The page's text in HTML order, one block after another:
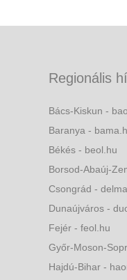
Regionális
Bács-Kiskun -
Baranya -
Békés - beol.hu
Borsod-Abaúj-
Csongrád -
Dunaújváros -
Fejér - feol.hu
Győr-Moson-
Hajdú-Bihar -